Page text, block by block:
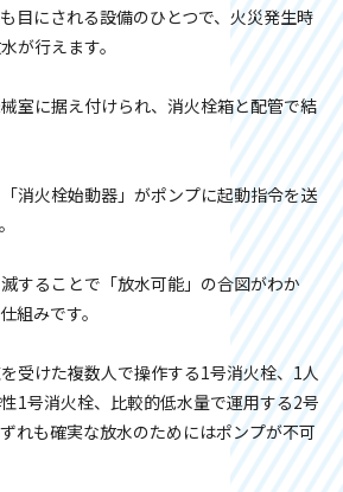
目にされる設備のひとつで、火災発生時
が行えます。
室に据え付けられ、消火栓箱と配管で結
消火栓始動器」がポンプに起動指令を送
することで「放水可能」の合図がわか
組みです。
受けた複数人で操作する1号消火栓、1人
1号消火栓、比較的低水量で運用する2号
れも確実な放水のためにはポンプが不可